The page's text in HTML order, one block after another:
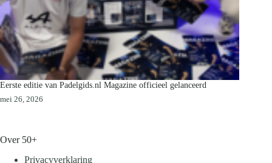
Eerste editie van Padelgids.nl Magazine officieel gelanceerd
mei 26, 2026
Over 50+
Privacyverklaring